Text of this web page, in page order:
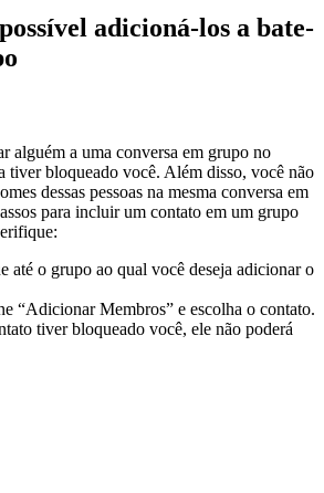
adicioná-los a bate-
alguém a uma conversa em grupo no
tiver bloqueado você. Além disso, você não
dessas pessoas na mesma conversa em
para incluir um contato em um grupo
até o grupo ao qual você deseja adicionar o
“Adicionar Membros” e escolha o contato.
tiver bloqueado você, ele não poderá